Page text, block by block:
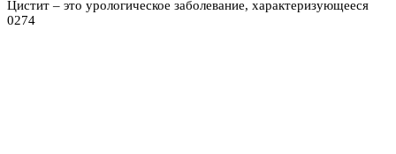
Цистит – это урологическое заболевание, характеризующееся
0274